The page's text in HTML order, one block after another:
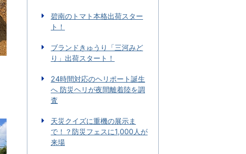
碧南のトマト本格出荷スター
ト！
ブランドきゅうり「三河みど
り」出荷スタート！
24時間対応のヘリポート誕生
へ 防災ヘリが夜間離着陸を調
査
天災クイズに重機の展示ま
で！？防災フェスに1,000人が
来場